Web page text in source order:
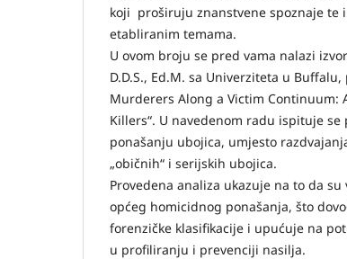
koji proširuju znanstvene spoznaje te
etabliranim temama.
U ovom broju se pred vama nalazi
D.D.S., Ed.M. sa Univerziteta u
Murderers Along a Victim Continuum:
Killers“. U navedenom radu ispituje
ponašanju ubojica, umjesto
„običnih“ i serijskih ubojica.
Provedena analiza ukazuje na to da
općeg homicidnog ponašanja, što
forenzičke klasifikacije i upućuje na
u profiliranju i prevenciji nasilja.